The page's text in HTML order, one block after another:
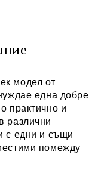
ден.
модел от
една добре
практично и
различни
с едни и същи
помежду